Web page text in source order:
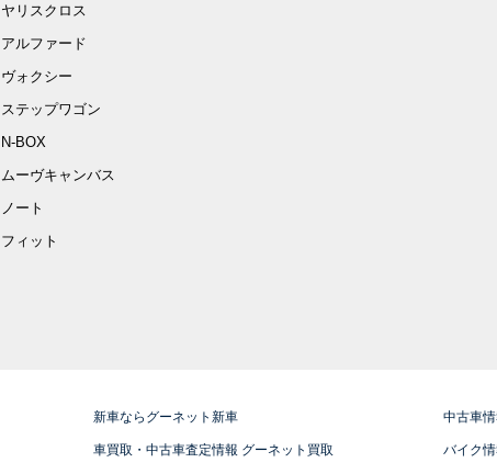
ヤリスクロス
アルファード
ヴォクシー
ステップワゴン
N-BOX
ムーヴキャンバス
ノート
フィット
新車ならグーネット新車 中古車
車買取・中古車査定情報 グーネット買取 バイク